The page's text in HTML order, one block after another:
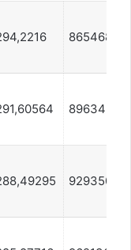
865468
896342
929350